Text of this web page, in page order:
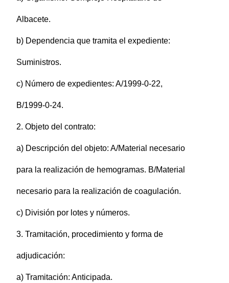
Albacete.
b) Dependencia que tramita el expediente:
Suministros.
c) Número de expedientes: A/1999-0-22,
B/1999-0-24.
2. Objeto del contrato:
a) Descripción del objeto: A/Material necesario
para la realización de hemogramas. B/Material
necesario para la realización de coagulación.
c) División por lotes y números.
3. Tramitación, procedimiento y forma de
adjudicación:
a) Tramitación: Anticipada.